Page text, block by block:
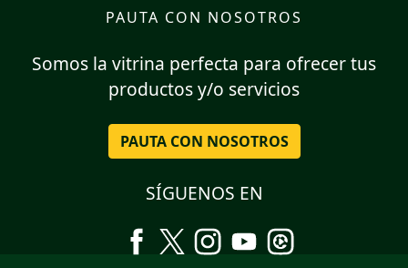
PAUTA CON NOSOTROS
Somos la vitrina perfecta para ofrecer tus
productos y/o servicios
PAUTA CON NOSOTROS
SÍGUENOS EN